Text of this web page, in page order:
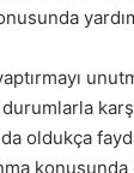
oldukça